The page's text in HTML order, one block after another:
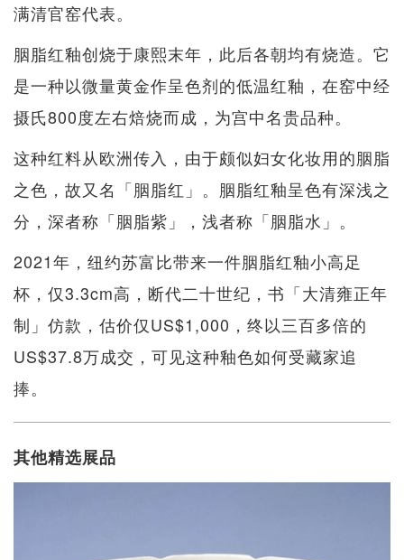
满清官窑代表。
胭脂红釉创烧于康熙末年，此后各朝均有烧造。它
是一种以微量黄金作呈色剂的低温红釉，在窑中经
摄氏800度左右焙烧而成，为宫中名贵品种。
这种红料从欧洲传入，由于颇似妇女化妆用的胭脂
之色，故又名「胭脂红」。胭脂红釉呈色有深浅之
分，深者称「胭脂紫」，浅者称「胭脂水」。
2021年，纽约苏富比带来一件胭脂红釉小高足
杯，仅3.3cm高，断代二十世纪，书「大清雍正年
制」仿款，估价仅US$1,000，终以三百多倍的
US$37.8万成交，可见这种釉色如何受藏家追
捧。
其他精选展品